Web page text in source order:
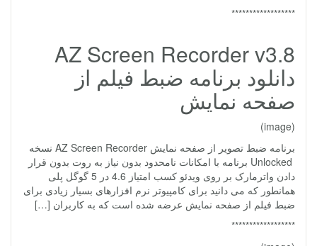
******************
AZ Screen Recorder v3.8
دانلود برنامه ضبط فیلم از
صفحه نمایش
(image)
برنامه ضبط تصویر از صفحه نمایش AZ Screen Recorder نسخه
Unlocked برنامه با امکانات نامحدود بدون نیاز به روت بدون قرار
دادن واترمارک بر روی ویدئو کسب امتیاز 4.6 در 5 گوگل پلی
همانطور که می دانید برای کامپیوتر نرم افزارهای بسیار زیادی برای
ضبط فیلم از صفحه نمایش عرضه شده است که به کاربران […]
******************